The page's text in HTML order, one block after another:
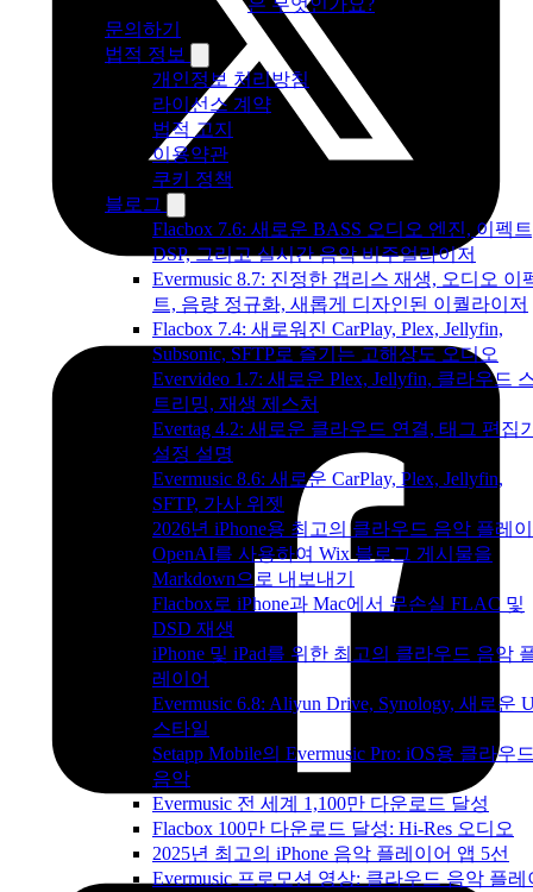
은 무엇인가요?
문의하기
법적 정보
개인정보 처리방침
라이선스 계약
법적 고지
이용약관
쿠키 정책
블로그
Flacbox 7.6: 새로운 BASS 오디오 엔진, 이펙
DSP, 그리고 실시간 음악 비주얼라이저
Evermusic 8.7: 진정한 갭리스 재생, 오디오 이
트, 음량 정규화, 새롭게 디자인된 이퀄라이저
Flacbox 7.4: 새로워진 CarPlay, Plex, Jellyfin,
Subsonic, SFTP로 즐기는 고해상도 오디오
Evervideo 1.7: 새로운 Plex, Jellyfin, 클라우드
트리밍, 재생 제스처
Evertag 4.2: 새로운 클라우드 연결, 태그 편집
설정 설명
Evermusic 8.6: 새로운 CarPlay, Plex, Jellyfin,
SFTP, 가사 위젯
2026년 iPhone용 최고의 클라우드 음악 플레
OpenAI를 사용하여 Wix 블로그 게시물을
Markdown으로 내보내기
Flacbox로 iPhone과 Mac에서 무손실 FLAC 및
DSD 재생
iPhone 및 iPad를 위한 최고의 클라우드 음악
레이어
Evermusic 6.8: Aliyun Drive, Synology, 새로운
스타일
Setapp Mobile의 Evermusic Pro: iOS용 클라우
음악
Evermusic 전 세계 1,100만 다운로드 달성
Flacbox 100만 다운로드 달성: Hi-Res 오디오
2025년 최고의 iPhone 음악 플레이어 앱 5선
Evermusic 프로모션 영상: 클라우드 음악 플레